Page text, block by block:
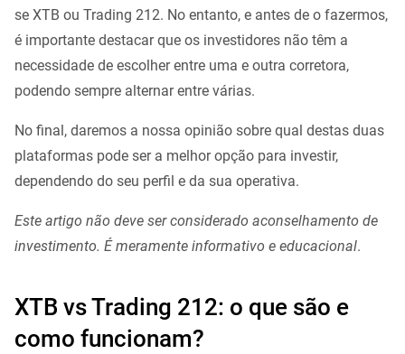
se XTB ou Trading 212. No entanto, e antes de o fazermos,
é importante destacar que os investidores não têm a
necessidade de escolher entre uma e outra corretora,
podendo sempre alternar entre várias.
No final, daremos a nossa opinião sobre qual destas duas
plataformas pode ser a melhor opção para investir,
dependendo do seu perfil e da sua operativa.
Este artigo não deve ser considerado aconselhamento de
investimento. É meramente informativo e educacional.
XTB vs Trading 212: o que são e
como funcionam?